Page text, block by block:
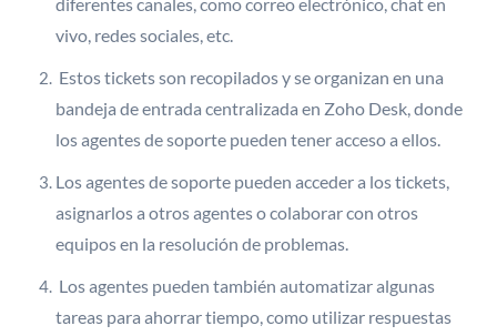
vivo, redes sociales, etc.
Estos tickets son recopilados y se organizan en una
bandeja de entrada centralizada en Zoho Desk, donde
los agentes de soporte pueden tener acceso a ellos.
Los agentes de soporte pueden acceder a los tickets,
asignarlos a otros agentes o colaborar con otros
equipos en la resolución de problemas.
Los agentes pueden también automatizar algunas
tareas para ahorrar tiempo, como utilizar respuestas